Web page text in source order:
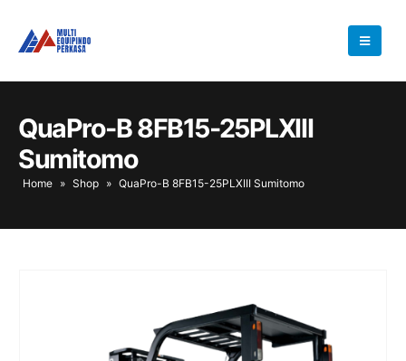
QuaPro-B 8FB15-25PLXIII
Sumitomo
Home » Shop » QuaPro-B 8FB15-25PLXIII Sumitomo